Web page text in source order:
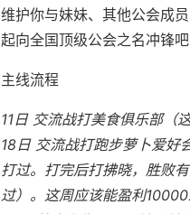
维护你与妹妹、其他公会成
起向全国顶级公会之名冲锋吧
主线流程
11日 交流战打美食俱乐部（
18日 交流战打跑步萝卜爱好
打过。打完后打拂晓，胜败
过）。这周应该能盈利